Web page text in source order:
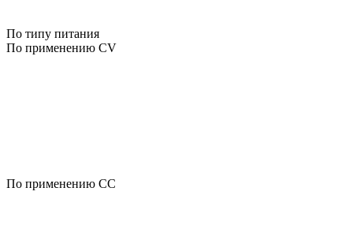
По типу питания
По применению CV
По применению CC